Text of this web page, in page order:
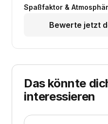
Spaßfaktor &
Bewerte jetzt
Das könnte
interessieren